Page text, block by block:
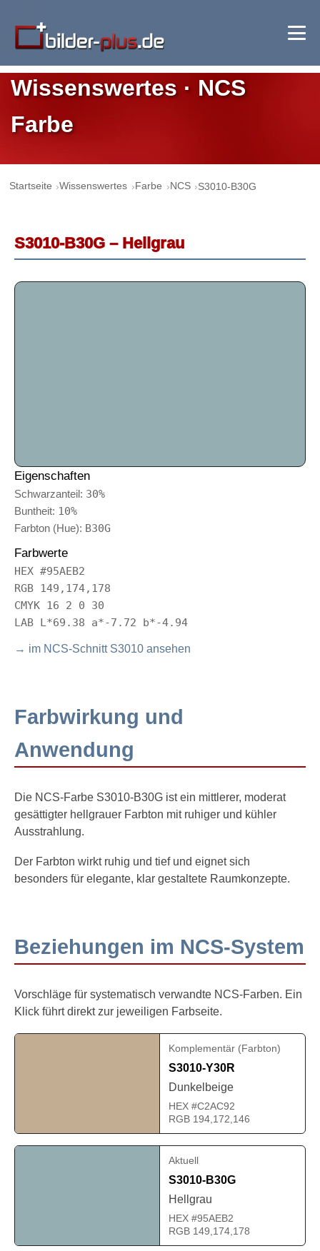
Wissenswertes · NCS
Farbe
Startseite Wissenswertes Farbe NCS S3010-B30G
S3010-B30G – Hellgrau
Eigenschaften
Schwarzanteil: 30%
Buntheit: 10%
Farbton (Hue): B30G
Farbwerte
HEX #95AEB2
RGB 149,174,178
CMYK 16 2 0 30
LAB L*69.38 a*-7.72 b*-4.94
→ im NCS-Schnitt S3010 ansehen
Farbwirkung und
Anwendung
Die NCS-Farbe S3010-B30G ist ein mittlerer, moderat
gesättigter hellgrauer Farbton mit ruhiger und kühler
Ausstrahlung.
Der Farbton wirkt ruhig und tief und eignet sich
besonders für elegante, klar gestaltete Raumkonzepte.
Beziehungen im NCS-System
Vorschläge für systematisch verwandte NCS-Farben. Ein
Klick führt direkt zur jeweiligen Farbseite.
Komplementär (Farbton)
S3010-Y30R
Dunkelbeige
HEX #C2AC92
RGB 194,172,146
Aktuell
S3010-B30G
Hellgrau
HEX #95AEB2
RGB 149,174,178